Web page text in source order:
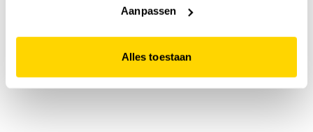
website niet optimaal functioneert.
Aanpassen
Alles toestaan